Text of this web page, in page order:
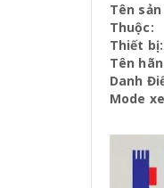
Tên
Thuộc:
Thiết bị:
Tên
Danh
Mode